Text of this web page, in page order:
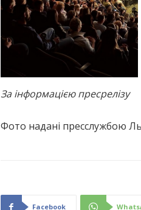
За інформацією пресрелізу
Фото надані пресслужбою
Facebook